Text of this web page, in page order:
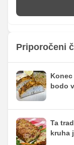
Priporočeni
bodo
Ta
kruha